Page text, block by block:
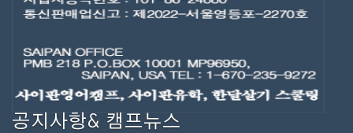
공지사항& 캠프뉴스